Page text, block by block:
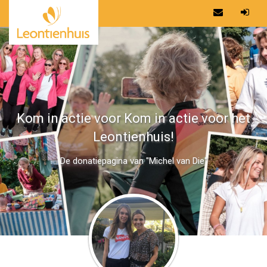
Kom in actie voor Kom in actie voor het
Leontienhuis!
De donatiepagina van "Michel van Die"